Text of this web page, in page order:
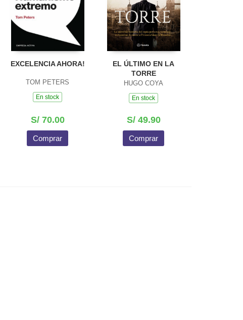
EXCELENCIA AHORA!
TOM PETERS
En stock
S/ 70.00
Comprar
EL ÚLTIMO EN LA
TORRE
HUGO COYA
En stock
S/ 49.90
Comprar